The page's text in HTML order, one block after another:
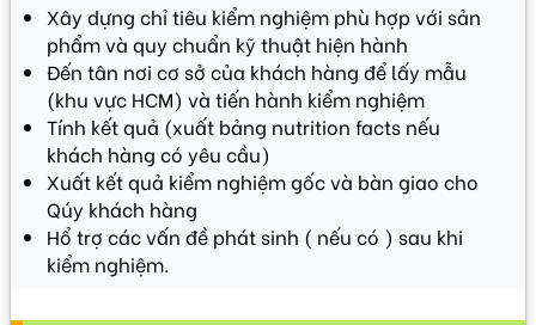
Xây dựng chỉ tiêu kiểm nghiệm phù hợp với sản
phẩm và quy chuẩn kỹ thuật hiện hành
Đến tân nơi cơ sở của khách hàng để lấy mẫu
(khu vực HCM) và tiến hành kiểm nghiệm
Tính kết quả (xuất bảng nutrition facts nếu
khách hàng có yêu cầu)
Xuất kết quả kiểm nghiệm gốc và bàn giao cho
Qúy khách hàng
Hổ trợ các vấn đề phát sinh ( nếu có ) sau khi
kiểm nghiệm.